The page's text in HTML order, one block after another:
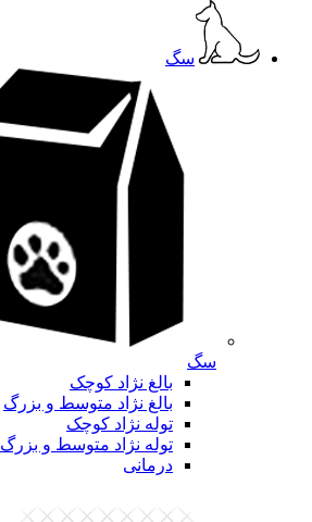
سگ
سگ
بالغ نژاد کوچک
بالغ نژاد متوسط و بزرگ
توله نژاد کوچک
توله نژاد متوسط و بزرگ
درمانی